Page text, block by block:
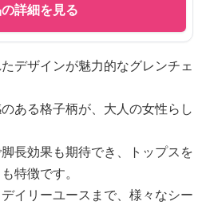
詳細を見る
デザインが魅力的なグレンチェ
ある格子柄が、大人の女性らし
長効果も期待でき、トップスを
特徴です。
イリーユースまで、様々なシー